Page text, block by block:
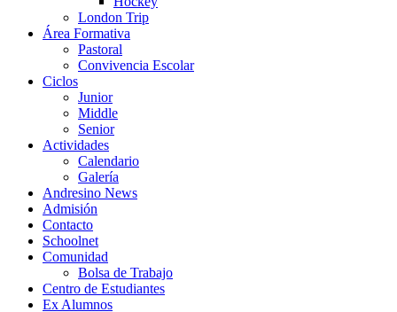
London Trip
Área Formativa
Pastoral
Convivencia Escolar
Ciclos
Junior
Middle
Senior
Actividades
Calendario
Galería
Andresino News
Admisión
Contacto
Schoolnet
Comunidad
Bolsa de Trabajo
Centro de Estudiantes
Ex Alumnos